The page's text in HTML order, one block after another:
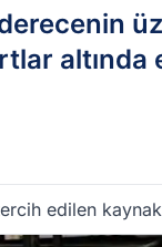
derecenin
edilen